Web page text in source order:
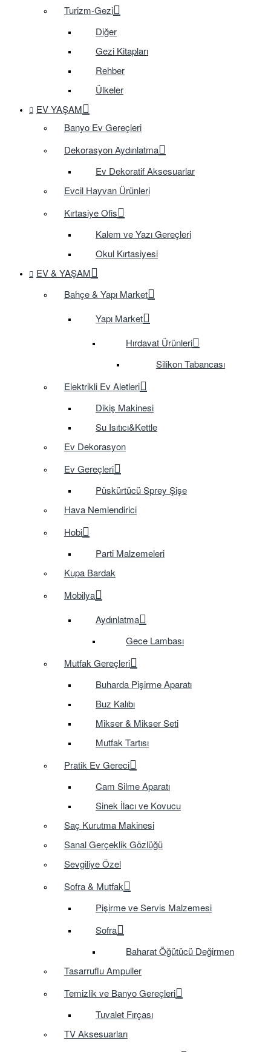
Turizm-Gezi
Diğer
Gezi Kitapları
Rehber
Ülkeler
EV YAŞAM
Banyo Ev Gereçleri
Dekorasyon Aydınlatma
Ev Dekoratif Aksesuarlar
Evcil Hayvan Ürünleri
Kırtasiye Ofis
Kalem ve Yazı Gereçleri
Okul Kırtasiyesi
EV & YAŞAM
Bahçe & Yapı Market
Yapı Market
Hırdavat Ürünleri
Silikon Tabancası
Elektrikli Ev Aletleri
Dikiş Makinesi
Su Isıtıcı&Kettle
Ev Dekorasyon
Ev Gereçleri
Püskürtücü Sprey Şişe
Hava Nemlendirici
Hobi
Parti Malzemeleri
Kupa Bardak
Mobilya
Aydınlatma
Gece Lambası
Mutfak Gereçleri
Buharda Pişirme Aparatı
Buz Kalıbı
Mikser & Mikser Seti
Mutfak Tartısı
Pratik Ev Gereci
Cam Silme Aparatı
Sinek İlacı ve Kovucu
Saç Kurutma Makinesi
Sanal Gerçeklik Gözlüğü
Sevgiliye Özel
Sofra & Mutfak
Pişirme ve Servis Malzemesi
Sofra
Baharat Öğütücü Değirmen
Tasarruflu Ampuller
Temizlik ve Banyo Gereçleri
Tuvalet Fırçası
TV Aksesuarları